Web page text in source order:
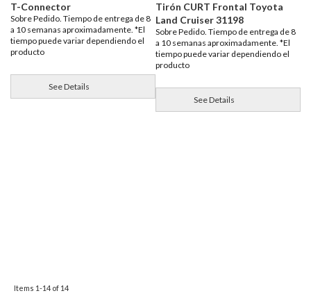
T-Connector
Sobre Pedido. Tiempo de entrega de 8
a 10 semanas aproximadamente. *El
tiempo puede variar dependiendo el
producto
See Details
Tirón CURT Frontal Toyota
Land Cruiser 31198
Sobre Pedido. Tiempo de entrega de 8
a 10 semanas aproximadamente. *El
tiempo puede variar dependiendo el
producto
See Details
Items 1-14 of 14